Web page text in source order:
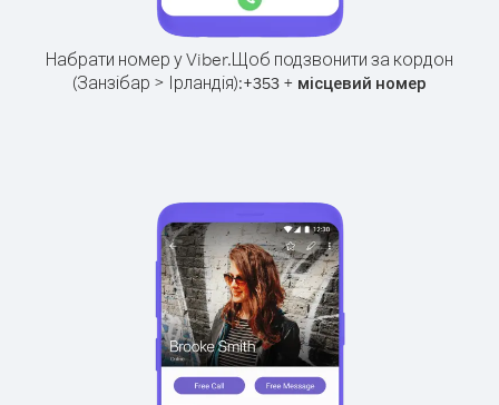
Набрати номер у Viber.Щоб подзвонити за кордон
(Занзібар > Ірландія):+353 + місцевий номер